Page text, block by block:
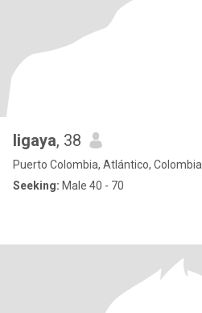
ligaya, 38
Puerto Colombia, Atlántico, Colombia
Seeking: Male 40 - 70